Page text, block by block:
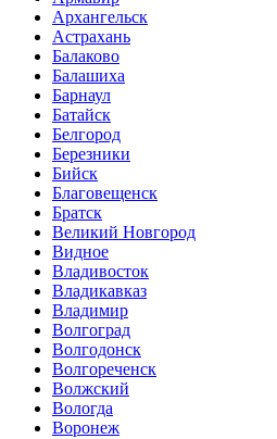
Архангельск
Астрахань
Балаково
Балашиха
Барнаул
Батайск
Белгород
Березники
Бийск
Благовещенск
Братск
Великий Новгород
Видное
Владивосток
Владикавказ
Владимир
Волгоград
Волгодонск
Волгореченск
Волжский
Вологда
Воронеж